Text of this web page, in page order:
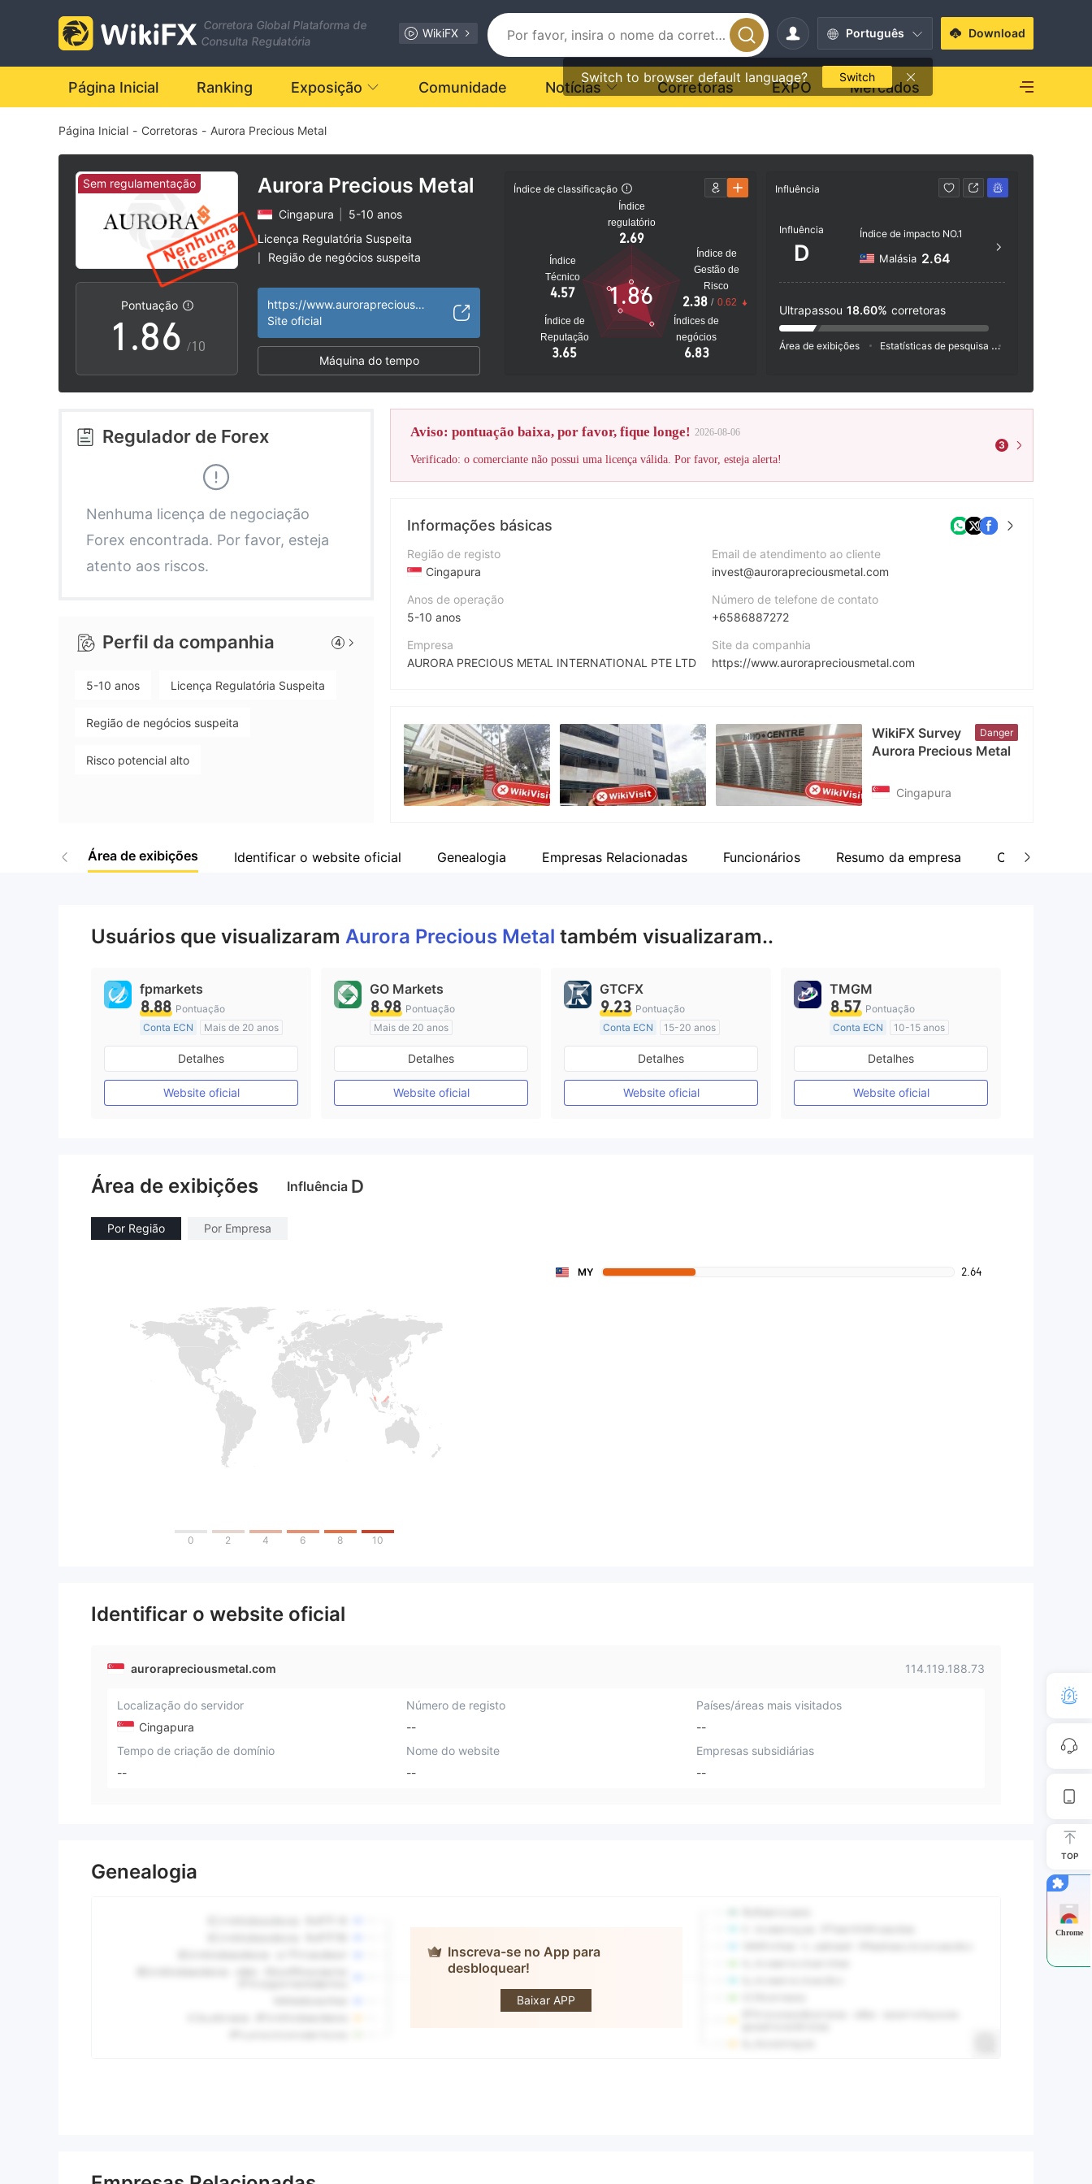
Corretora Global Plataforma de
Consulta Regulatória
WikiFX Português
Switch to browser default language? Switch
Download
Página Inicial Ranking Exposição Comunidade Notícias Corretoras EXPO Mercados
Página Inicial - Corretoras - Aurora Precious Metal
Sem regulamentação
Pontuação
0
1
2
3
5
6
9
.
2
3
4
5
6
7
8
9
0
1
2
3
4
5
6
7
8
/10
Aurora Precious Metal
Cingapura
5-10 anos
Licença Regulatória Suspeita
Região de negócios suspeita
https://www.aurorapreciousmetal.com
Site oficial
Máquina do tempo
Índice de classificação
Índice
regulatório
2.69
Índice
Técnico
4.57
Índice de
Reputação
3.65
Índices de
negócios
6.83
Índice de
Gestão de
Risco
2.38 / 0.62
1.86
Influência
Influência
D
Índice de impacto NO.1
Malásia 2.64
Ultrapassou 18.60% corretoras
Área de exibições Estatísticas de pesquisa
Regulador de Forex
Nenhuma licença de negociação
Forex encontrada. Por favor, esteja
atento aos riscos.
Perfil da companhia 4
5-10 anos Licença Regulatória Suspeita
Região de negócios suspeita
Risco potencial alto
Aviso: pontuação baixa, por favor, fique longe! 2026-08-06
Verificado: o comerciante não possui uma licença válida. Por favor, esteja alerta!
3
Informações básicas
Região de registo
Cingapura
Anos de operação
5-10 anos
Empresa
AURORA PRECIOUS METAL INTERNATIONAL PTE LTD
Funcionário da empresa
--
Email de atendimento ao cliente
invest@aurorapreciousmetal.com
Número de telefone de contato
+6586887272
Site da companhia
https://www.aurorapreciousmetal.com
Facebook
https://www.facebook.com/aurorapreciousmetal/
WikiFX Survey
Aurora Precious Metal
Danger
Cingapura
Área de exibições Identificar o website oficial Genealogia Empresas Relacionadas Funcionários Resumo da empresa Comentar
Usuários que visualizaram Aurora Precious Metal também visualizaram..
fpmarkets
8.88 Pontuação
Conta ECN
Mais de 20 anos
Austrália Regulamento
Market Marketing (MM)
Etiqueta principal MT4
Detalhes
Website oficial
GO Markets
8.98 Pontuação
Mais de 20 anos
Austrália Regulamento
Market Marketing (MM)
cTrader
Detalhes
Website oficial
GTCFX
9.23 Pontuação
Conta ECN
15-20 anos
Reino Unido Regulamento
Market Marketing (MM)
Etiqueta principal MT4
Detalhes
Website oficial
TMGM
8.57 Pontuação
Conta ECN
10-15 anos
Austrália Regulamento
Market Marketing (MM)
Etiqueta principal MT4
Detalhes
Website oficial
Área de exibições Influência D
Por Região Por Empresa
0 2 4 6 8 10
MY 2.64
Identificar o website oficial
aurorapreciousmetal.com 114.119.188.73
Localização do servidor
Cingapura
Número de registo
--
Países/áreas mais visitados
--
Tempo de criação de domínio
--
Nome do website
--
Empresas subsidiárias
--
Genealogia
Inscreva-se no App para
desbloquear!
Baixar APP
Aurora
Precious Metal
TOP
Chrome